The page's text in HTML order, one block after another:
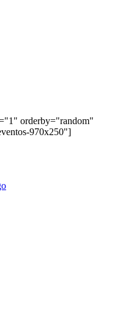
orderby="random"
970x250"]